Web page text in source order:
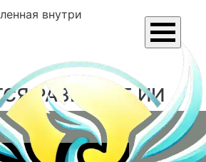
внутри
РАЗВИТИЕ ИИ